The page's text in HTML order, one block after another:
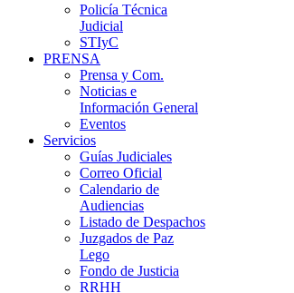
Policía Técnica
Judicial
STIyC
PRENSA
Prensa y Com.
Noticias e
Información General
Eventos
Servicios
Guías Judiciales
Correo Oficial
Calendario de
Audiencias
Listado de Despachos
Juzgados de Paz
Lego
Fondo de Justicia
RRHH